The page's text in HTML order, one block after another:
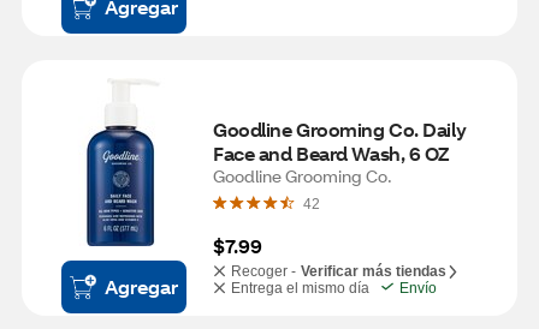
Agregar
Agregar
Goodline Grooming Co. Daily
Face and Beard Wash, 6 OZ
Goodline Grooming Co.
42
$7.99
Recoger - Verificar más tiendas
Entrega el mismo día
Envío